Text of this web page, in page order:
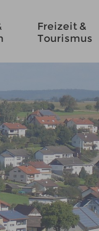
Freizeit &
Tourismus